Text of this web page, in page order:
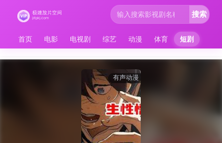
首页 电影 电视剧 综艺 动漫 体育 短剧
搜索
有声动漫